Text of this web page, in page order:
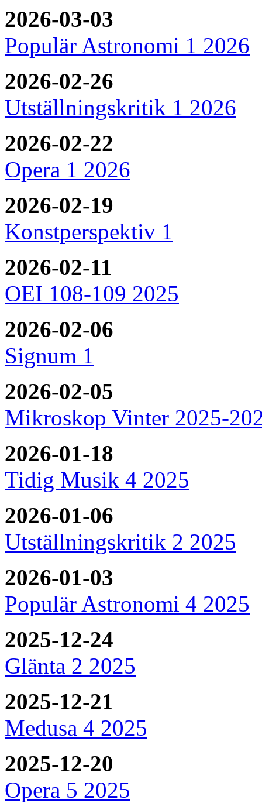
2026-03-03
Populär Astronomi 1 2026
2026-02-26
Utställningskritik 1 2026
2026-02-22
Opera 1 2026
2026-02-19
Konstperspektiv 1
2026-02-11
OEI 108-109 2025
2026-02-06
Signum 1
2026-02-05
Mikroskop Vinter 2025-
2026-01-18
Tidig Musik 4 2025
2026-01-06
Utställningskritik 2 2025
2026-01-03
Populär Astronomi 4 2025
2025-12-24
Glänta 2 2025
2025-12-21
Medusa 4 2025
2025-12-20
Opera 5 2025